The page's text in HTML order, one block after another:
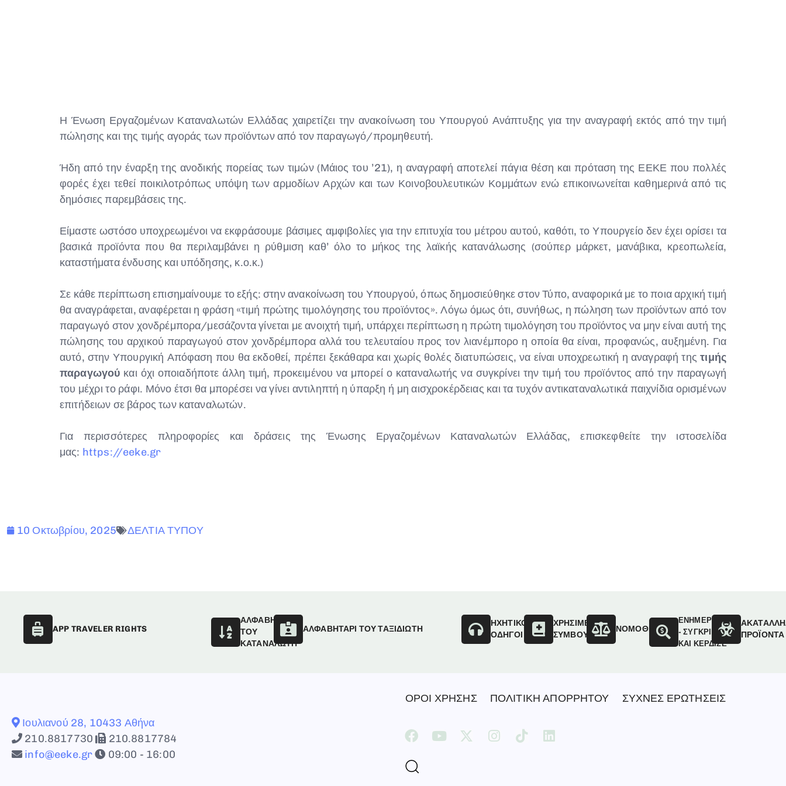
Η Ένωση Εργαζομένων Καταναλωτών Ελλάδας χαιρετίζει την ανακοίνωση του Υπουργού Ανάπτυξης για την αναγραφή εκτός από την τιμή
πώλησης και της τιμής αγοράς των προϊόντων από τον παραγωγό/προμηθευτή.
Ήδη από την έναρξη της ανοδικής πορείας των τιμών (Μάιος του ’21), η αναγραφή αποτελεί πάγια θέση και πρόταση της ΕΕΚΕ που πολλές
φορές έχει τεθεί ποικιλοτρόπως υπόψη των αρμοδίων Αρχών και των Κοινοβουλευτικών Κομμάτων ενώ επικοινωνείται καθημερινά από τις
δημόσιες παρεμβάσεις της.
Είμαστε ωστόσο υποχρεωμένοι να εκφράσουμε βάσιμες αμφιβολίες για την επιτυχία του μέτρου αυτού, καθότι, το Υπουργείο δεν έχει ορίσει τα
βασικά προϊόντα που θα περιλαμβάνει η ρύθμιση καθ’ όλο το μήκος της λαϊκής κατανάλωσης (σούπερ μάρκετ, μανάβικα, κρεοπωλεία,
καταστήματα ένδυσης και υπόδησης, κ.ο.κ.)
Σε κάθε περίπτωση επισημαίνουμε το εξής: στην ανακοίνωση του Υπουργού, όπως δημοσιεύθηκε στον Τύπο, αναφορικά με το ποια αρχική τιμή
θα αναγράφεται, αναφέρεται η φράση «τιμή πρώτης τιμολόγησης του προϊόντος». Λόγω όμως ότι, συνήθως, η πώληση των προϊόντων από τον
παραγωγό στον χονδρέμπορα/μεσάζοντα γίνεται με ανοιχτή τιμή, υπάρχει περίπτωση η πρώτη τιμολόγηση του προϊόντος να μην είναι αυτή της
πώλησης του αρχικού παραγωγού στον χονδρέμπορα αλλά του τελευταίου προς τον λιανέμπορο η οποία θα είναι, προφανώς, αυξημένη. Για
αυτό, στην Υπουργική Απόφαση που θα εκδοθεί, πρέπει ξεκάθαρα και χωρίς θολές διατυπώσεις, να είναι υποχρεωτική η αναγραφή τηςτιμής
παραγωγού και όχι οποιαδήποτε άλλη τιμή, προκειμένου να μπορεί ο καταναλωτής να συγκρίνει την τιμή του προϊόντος από την παραγωγή
του μέχρι το ράφι. Μόνο έτσι θα μπορέσει να γίνει αντιληπτή η ύπαρξη ή μη αισχροκέρδειας και τα τυχόν αντικαταναλωτικά παιχνίδια ορισμένων
επιτήδειων σε βάρος των καταναλωτών.
Για περισσότερες πληροφορίες και δράσεις της Ένωσης Εργαζομένων Καταναλωτών Ελλάδας, επισκεφθείτε την ιστοσελίδα
μας: https://eeke.gr
10 Οκτωβρίου, 2025 ΔΕΛΤΙΑ ΤΥΠΟΥ
APP TRAVELER RIGHTS
ΑΛΦΑΒΗΤΑΡΙ
ΤΟΥ
ΚΑΤΑΝΑΛΩΤΗ
ΑΛΦΑΒΗΤΑΡΙ ΤΟΥ ΤΑΞΙΔΙΩΤΗ
ΗΧΗΤΙΚΟΙ
ΟΔΗΓΟΙ
ΧΡΗΣΙΜΕΣ
ΣΥΜΒΟΥΛΕΣ
ΝΟΜΟΘΕΣΙΑ
ΕΝΗΜΕΡΩΣΟΥ
- ΣΥΓΚΡΙΝΕ
ΚΑΙ ΚΕΡΔΙΣΕ
ΠΡΟΪΟΝΤΑ
Ιουλιανού 28, 10433 Αθήνα
210.8817730
210.8817784
info@eeke.gr
09:00 - 16:00
ΟΡΟΙ ΧΡΗΣΗΣ ΠΟΛΙΤΙΚΗ ΑΠΟΡΡΗΤΟΥ ΣΥΧΝΕΣ ΕΡΩΤΗΣΕΙΣ